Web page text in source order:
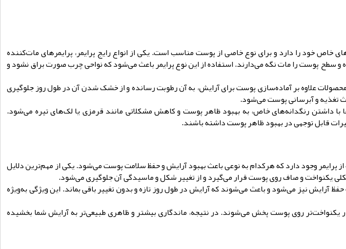
خاص خود را دارد و برای نوع خاصی از پوست مناسب است. یکی از انواع رایج پرایمر، پرایمرهای مات‌کننده
سطح پوست را مات نگه می‌دارند. استفاده از این نوع پرایمر باعث می‌شود که نواحی چرب صورت براق نشود و
علاوه بر آماده‌سازی پوست برای آرایش، به آن رطوبت رسانده و از خشک شدن آن در طول روز جلوگیری
تغذیه و آبرسانی پوست می‌شود.
با داشتن رنگدانه‌های خاص، به بهبود ظاهر پوست و کاهش مشکلاتی مانند قرمزی یا لک‌های تیره می‌شود.
قابل توجهی در بهبود ظاهر پوست داشته باشند.
پرایمر وجود دارد که هرکدام به نوعی باعث بهبود آرایش و حفظ سلامت پوست می‌شود. یکی از مهم‌ترین دلایل
شکلی یکنواخت و صاف روی پوست قرار می‌گیرد و از تغییر شکل و ماسیدگی آن جلوگیری می‌شود.
آرایش نیز می‌شود و باعث می‌شوند که آرایش در طول روز تازه و بدون تغییر باقی بماند. این ویژگی به‌ویژه
یکنواخت‌تر روی پوست پخش می‌شوند. در نتیجه، ماندگاری بیشتر و ظاهری طبیعی‌تر به آرایش شما بخشیده